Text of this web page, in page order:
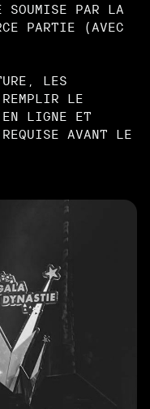
SOUMISE PAR LA
PARTIE (AVEC
LES
LE
LIGNE ET
AVANT LE